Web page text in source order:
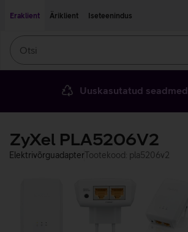
Eraklient
Äriklient Iseteenindus
Uuskasutatud seadmed
ZyXel PLA5206V2
ElektrivõrguadapterTootekood: pla5206v2